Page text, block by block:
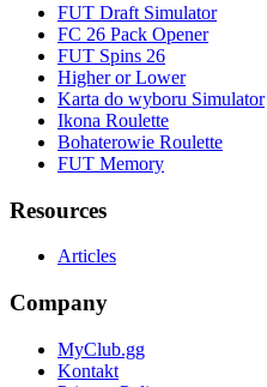
FUT Draft Simulator
FC 26 Pack Opener
FUT Spins 26
Higher or Lower
Karta do wyboru Simulator
Ikona Roulette
Bohaterowie Roulette
FUT Memory
Resources
Articles
Company
MyClub.gg
Kontakt